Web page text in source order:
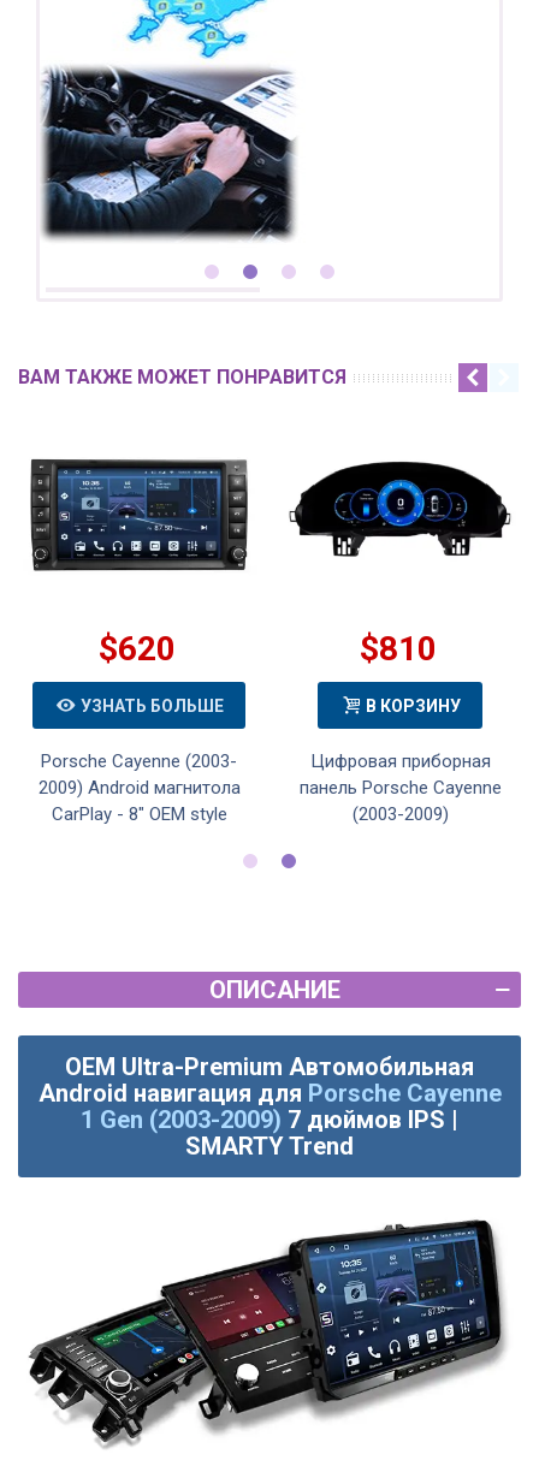
ВАМ ТАКЖЕ МОЖЕТ ПОНРАВИТСЯ
$620
УЗНАТЬ БОЛЬШЕ
Porsche Cayenne (2003-
2009) Android магнитола
CarPlay - 8" OEM style
$810
В КОРЗИНУ
Цифровая приборная
панель Porsche Cayenne
(2003-2009)
ОПИСАНИЕ
OEM Ultra-Premium Автомобильная
Android навигация для Porsche Cayenne
1 Gen (2003-2009) 7 дюймов IPS |
SMARTY Trend